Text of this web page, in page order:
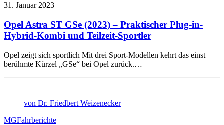
31. Januar 2023
Opel Astra ST GSe (2023) – Praktischer Plug-in-
Hybrid-Kombi und Teilzeit-Sportler
Opel zeigt sich sportlich Mit drei Sport-Modellen kehrt das einst
berühmte Kürzel „GSe“ bei Opel zurück.…
von Dr. Friedbert Weizenecker
MGFahrberichte